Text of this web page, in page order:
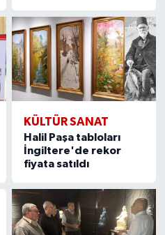
KÜLTÜR SANAT
Halil Paşa tabloları
İngiltere'de rekor
fiyata satıldı